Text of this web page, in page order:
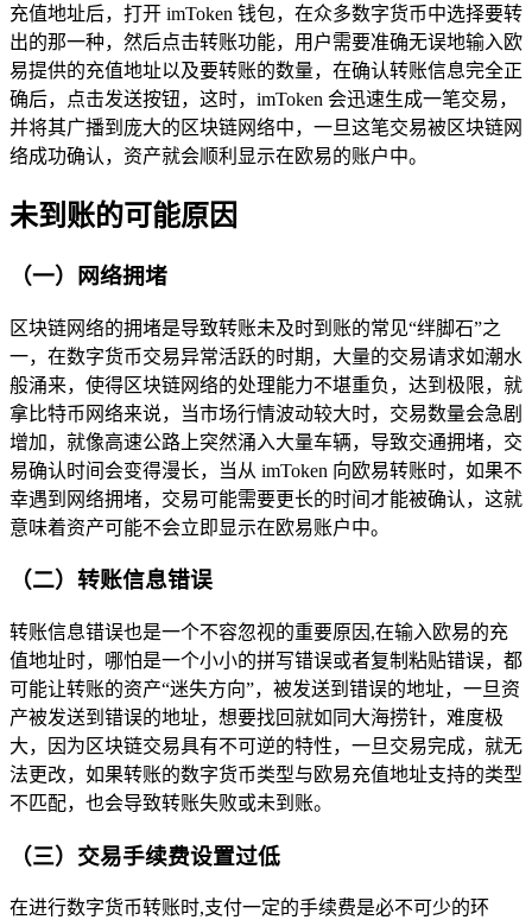
充值地址后，打开 imToken 钱包，在众多数字货币中选择要转
出的那一种，然后点击转账功能，用户需要准确无误地输入欧
易提供的充值地址以及要转账的数量，在确认转账信息完全正
确后，点击发送按钮，这时，imToken 会迅速生成一笔交易，
并将其广播到庞大的区块链网络中，一旦这笔交易被区块链网
络成功确认，资产就会顺利显示在欧易的账户中。
未到账的可能原因
（一）网络拥堵
区块链网络的拥堵是导致转账未及时到账的常见“绊脚石”之
一，在数字货币交易异常活跃的时期，大量的交易请求如潮水
般涌来，使得区块链网络的处理能力不堪重负，达到极限，就
拿比特币网络来说，当市场行情波动较大时，交易数量会急剧
增加，就像高速公路上突然涌入大量车辆，导致交通拥堵，交
易确认时间会变得漫长，当从 imToken 向欧易转账时，如果不
幸遇到网络拥堵，交易可能需要更长的时间才能被确认，这就
意味着资产可能不会立即显示在欧易账户中。
（二）转账信息错误
转账信息错误也是一个不容忽视的重要原因,在输入欧易的充
值地址时，哪怕是一个小小的拼写错误或者复制粘贴错误，都
可能让转账的资产“迷失方向”，被发送到错误的地址，一旦资
产被发送到错误的地址，想要找回就如同大海捞针，难度极
大，因为区块链交易具有不可逆的特性，一旦交易完成，就无
法更改，如果转账的数字货币类型与欧易充值地址支持的类型
不匹配，也会导致转账失败或未到账。
（三）交易手续费设置过低
在进行数字货币转账时,支付一定的手续费是必不可少的环